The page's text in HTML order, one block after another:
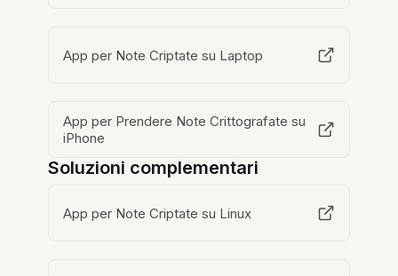
App per Note Criptate su Laptop
App per Prendere Note Crittografate su
iPhone
Soluzioni complementari
App per Note Criptate su Linux